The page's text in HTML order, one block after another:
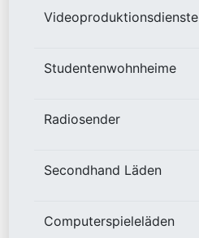
Videoproduktionsdienste
Studentenwohnheime
Radiosender
Secondhand Läden
Computerspieleläden